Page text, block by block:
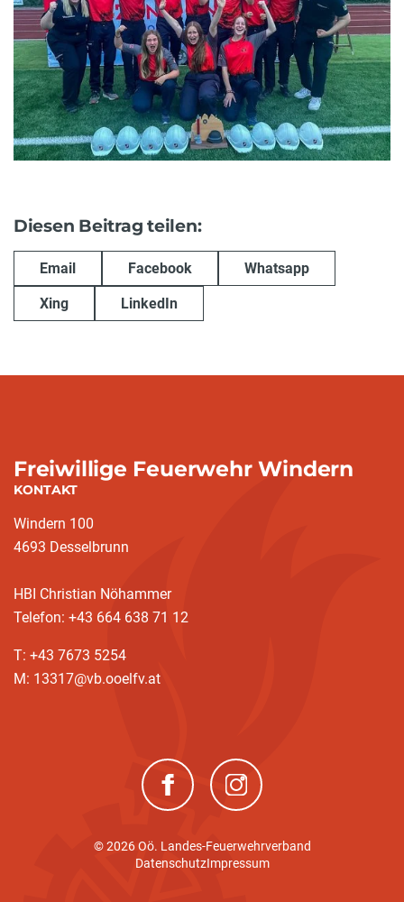
Diesen Beitrag teilen:
Email Facebook Whatsapp
Xing LinkedIn
Freiwillige Feuerwehr Windern
KONTAKT
Windern 100
4693 Desselbrunn
HBI Christian Nöhammer
Telefon: +43 664 638 71 12
T: +43 7673 5254
M: 13317@vb.ooelfv.at
(neues Fenster)(neues Fenster)
© 2026 Oö. Landes-Feuerwehrverband
DatenschutzImpressum